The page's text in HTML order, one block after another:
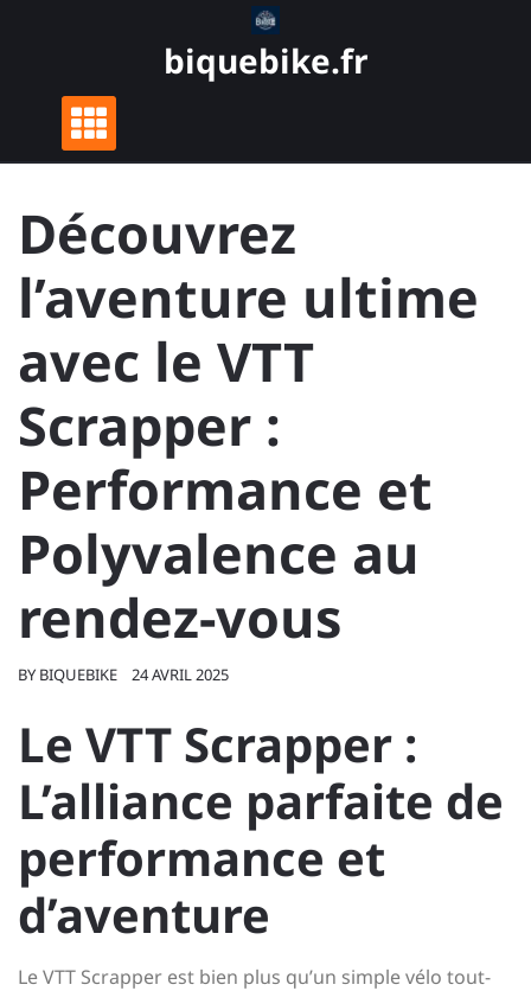
biquebike.fr
Découvrez
l’aventure ultime
avec le VTT
Scrapper :
Performance et
Polyvalence au
rendez-vous
BY BIQUEBIKE 24 AVRIL 2025
Le VTT Scrapper :
L’alliance parfaite de
performance et
d’aventure
Le VTT Scrapper est bien plus qu’un simple vélo tout-